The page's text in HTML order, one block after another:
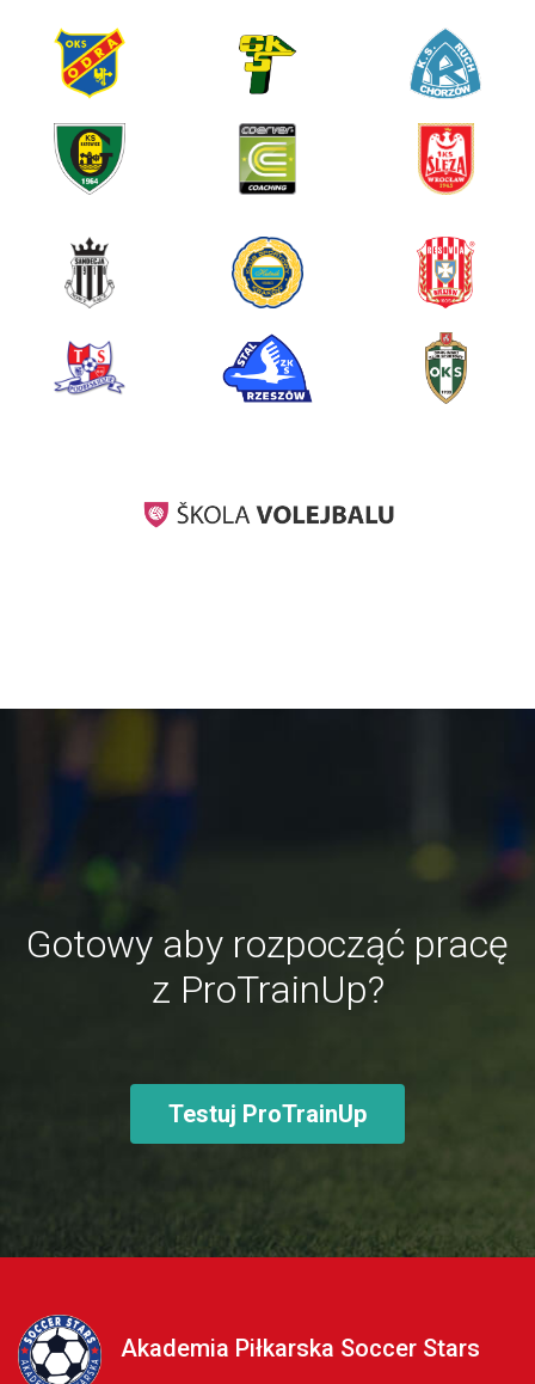
Gotowy aby rozpocząć pracę
z ProTrainUp?
Testuj ProTrainUp
Akademia Piłkarska Soccer Stars